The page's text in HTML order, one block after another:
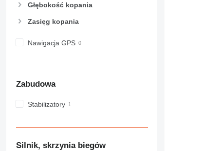
Głębokość kopania
Zasięg kopania
Nawigacja GPS
Zabudowa
Stabilizatory
Silnik, skrzynia biegów